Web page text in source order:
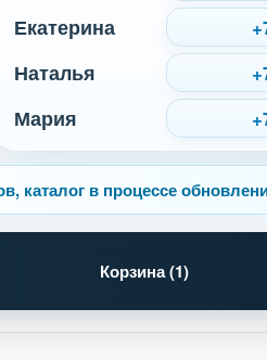
Екатерина
Наталья
Мария
каталог в процессе
Корзина (1)